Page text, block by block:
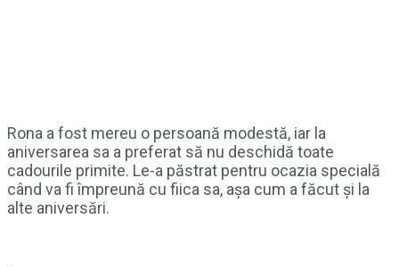
Rona a fost mereu o persoană modestă, iar la
aniversarea sa a preferat să nu deschidă toate
cadourile primite. Le-a păstrat pentru ocazia specială
când va fi împreună cu fiica sa, așa cum a făcut și la
alte aniversări.